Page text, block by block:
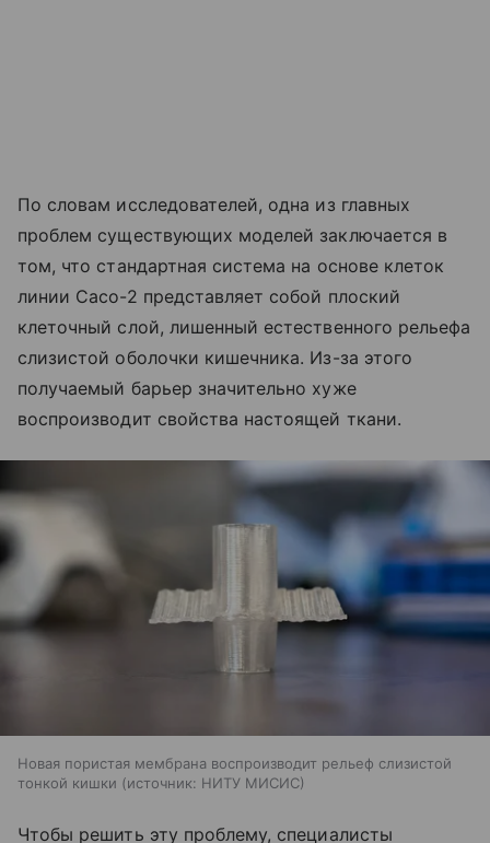
По словам исследователей, одна из главных
проблем существующих моделей заключается в
том, что стандартная система на основе клеток
линии Caco-2 представляет собой плоский
клеточный слой, лишенный естественного рельефа
слизистой оболочки кишечника. Из-за этого
получаемый барьер значительно хуже
воспроизводит свойства настоящей ткани.
Новая пористая мембрана воспроизводит рельеф слизистой
тонкой кишки
источник: НИТУ МИСИС
Чтобы решить эту проблему, специалисты